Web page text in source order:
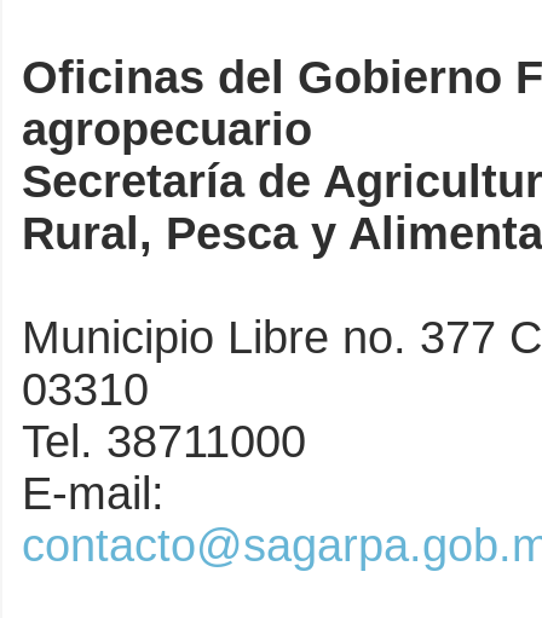
Oficinas del Gobierno
agropecuario
Secretaría de
Rural, Pesca y
Municipio Libre no. 377
03310
Tel. 38711000
E-mail: